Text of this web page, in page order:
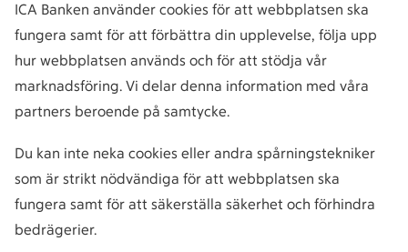
ICA Banken använder cookies för att webbplatsen ska
fungera samt för att förbättra din upplevelse, följa upp
hur webbplatsen används och för att stödja vår
marknadsföring. Vi delar denna information med våra
partners beroende på samtycke.
Du kan inte neka cookies eller andra spårningstekniker
som är strikt nödvändiga för att webbplatsen ska
fungera samt för att säkerställa säkerhet och förhindra
bedrägerier.